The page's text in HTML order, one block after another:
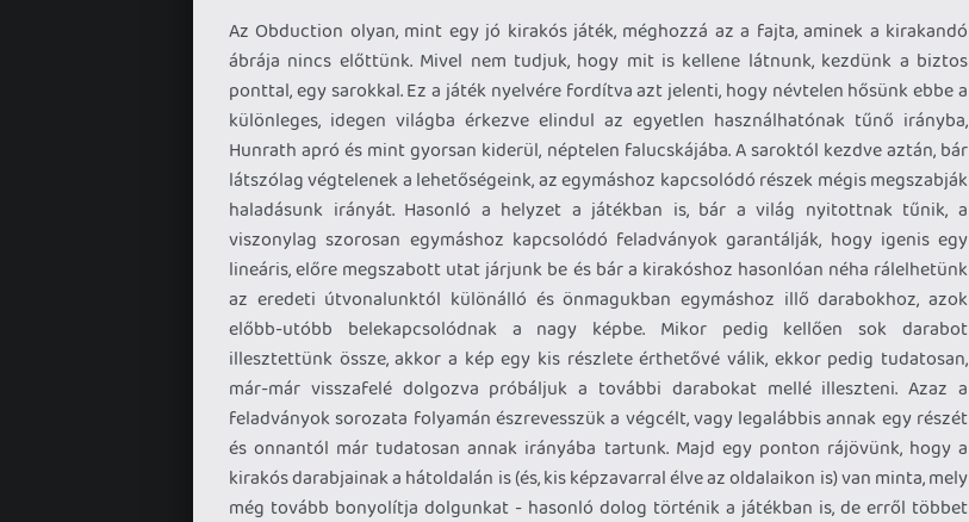
Az Obduction olyan, mint egy jó kirakós játék, méghozzá az a fajta, aminek a kirakandó
ábrája nincs előttünk. Mivel nem tudjuk, hogy mit is kellene látnunk, kezdünk a biztos
ponttal, egy sarokkal. Ez a játék nyelvére fordítva azt jelenti, hogy névtelen hősünk ebbe a
különleges, idegen világba érkezve elindul az egyetlen használhatónak tűnő irányba,
Hunrath apró és mint gyorsan kiderül, néptelen falucskájába. A saroktól kezdve aztán, bár
látszólag végtelenek a lehetőségeink, az egymáshoz kapcsolódó részek mégis megszabják
haladásunk irányát. Hasonló a helyzet a játékban is, bár a világ nyitottnak tűnik, a
viszonylag szorosan egymáshoz kapcsolódó feladványok garantálják, hogy igenis egy
lineáris, előre megszabott utat járjunk be és bár a kirakóshoz hasonlóan néha rálelhetünk
az eredeti útvonalunktól különálló és önmagukban egymáshoz illő darabokhoz, azok
előbb-utóbb belekapcsolódnak a nagy képbe. Mikor pedig kellően sok darabot
illesztettünk össze, akkor a kép egy kis részlete érthetővé válik, ekkor pedig tudatosan,
már-már visszafelé dolgozva próbáljuk a további darabokat mellé illeszteni. Azaz a
feladványok sorozata folyamán észrevesszük a végcélt, vagy legalábbis annak egy részét
és onnantól már tudatosan annak irányába tartunk. Majd egy ponton rájövünk, hogy a
kirakós darabjainak a hátoldalán is (és, kis képzavarral élve az oldalaikon is) van minta, mely
még tovább bonyolítja dolgunkat - hasonló dolog történik a játékban is, de erről többet